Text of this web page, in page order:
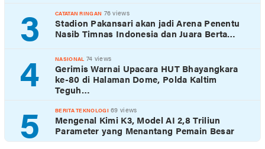
3 CATATAN RINGAN 76 views
Stadion Pakansari akan jadi Arena Penentu
Nasib Timnas Indonesia dan Juara Berta…
4 NASIONAL 74 views
Gerimis Warnai Upacara HUT Bhayangkara
ke-80 di Halaman Dome, Polda Kaltim
Teguh…
5 BERITA TEKNOLOGI 69 views
Mengenal Kimi K3, Model AI 2,8 Triliun
Parameter yang Menantang Pemain Besar